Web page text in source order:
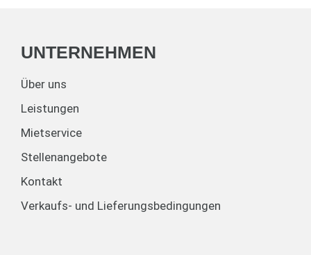
UNTERNEHMEN
Über uns
Leistungen
Mietservice
Stellenangebote
Kontakt
Verkaufs- und Lieferungsbedingungen